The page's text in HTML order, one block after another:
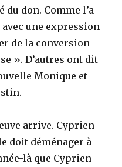
don. Comme l’a
une expression
de la conversion
». D’autres ont dit
Monique et
arrive. Cyprien
doit déménager à
là que Cyprien